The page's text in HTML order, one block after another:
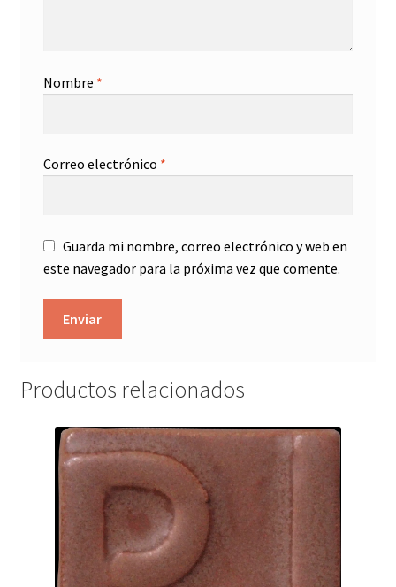
Nombre *
Correo electrónico *
Guarda mi nombre, correo electrónico y web en
este navegador para la próxima vez que comente.
Productos relacionados